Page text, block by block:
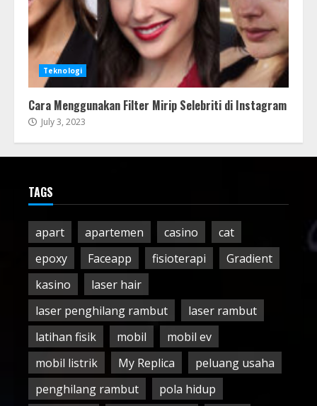
Teknologi
Cara Menggunakan Filter Mirip Selebriti di Instagram
July 3, 2023
TAGS
apart apartemen casino
cat
epoxy
Faceapp fisioterapi
Gradient
kasino
laser hair
laser penghilang rambut
laser rambut
latihan fisik
mobil
mobil ev
mobil listrik
My Replica
peluang usaha
penghilang rambut
pola hidup